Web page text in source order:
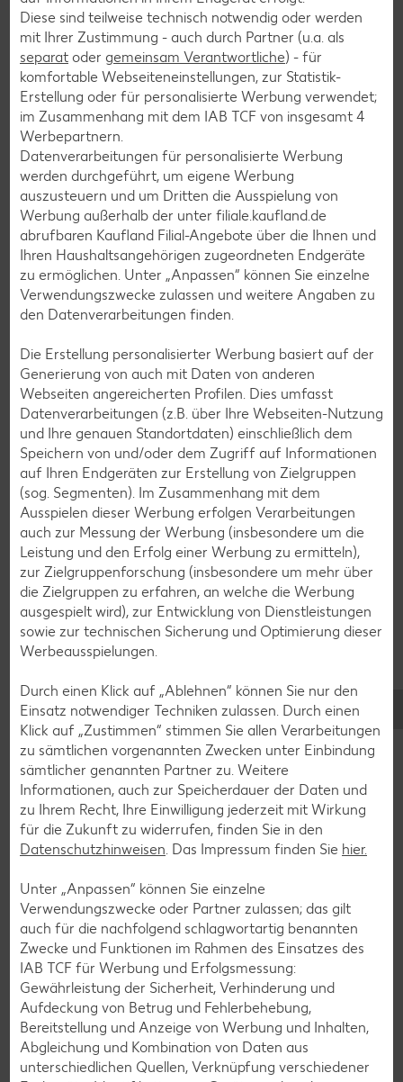
Salat-Rezepte
Spargel-Rezepte
Fleisch-Rezepte
Fisch-Rezepte
Geflügel-Rezepte
Lamm-Rezepte
Grill-Rezepte
Muffin-Rezepte
Apfelkuchen-Rezepte
Schokokuchen-Rezepte
Eis-Rezepte
Pfannkuchen-Rezepte
Plätzchen-Rezepte
Smoothie-Rezepte
Bowle-Rezepte
Cocktail-Rezepte
Avocado-Rezepte
Erdbeer-Rezepte
Blaubeer-Rezepte
Zurück zu allen Rezepten
Diese sind teilweise technisch notwendig oder werden
mit Ihrer Zustimmung - auch durch Partner (u.a. als
separat oder gemeinsam Verantwortliche) - für
komfortable Webseiteneinstellungen, zur Statistik-
Erstellung oder für personalisierte Werbung verwendet;
im Zusammenhang mit dem IAB TCF von insgesamt 4
Werbepartnern.
Datenverarbeitungen für personalisierte Werbung
werden durchgeführt, um eigene Werbung
auszusteuern und um Dritten die Ausspielung von
Werbung außerhalb der unter filiale.kaufland.de
abrufbaren Kaufland Filial-Angebote über die Ihnen und
Ihren Haushaltsangehörigen zugeordneten Endgeräte
zu ermöglichen. Unter „Anpassen“ können Sie einzelne
Verwendungszwecke zulassen und weitere Angaben zu
den Datenverarbeitungen finden.
Die Erstellung personalisierter Werbung basiert auf der
Generierung von auch mit Daten von anderen
Webseiten angereicherten Profilen. Dies umfasst
Datenverarbeitungen (z.B. über Ihre Webseiten-Nutzung
und Ihre genauen Standortdaten) einschließlich dem
Speichern von und/oder dem Zugriff auf Informationen
auf Ihren Endgeräten zur Erstellung von Zielgruppen
(sog. Segmenten). Im Zusammenhang mit dem
Ausspielen dieser Werbung erfolgen Verarbeitungen
auch zur Messung der Werbung (insbesondere um die
Leistung und den Erfolg einer Werbung zu ermitteln),
zur Zielgruppenforschung (insbesondere um mehr über
die Zielgruppen zu erfahren, an welche die Werbung
ausgespielt wird), zur Entwicklung von Dienstleistungen
sowie zur technischen Sicherung und Optimierung dieser
Werbeausspielungen.
Durch einen Klick auf „Ablehnen“ können Sie nur den
Einsatz notwendiger Techniken zulassen. Durch einen
Klick auf „Zustimmen“ stimmen Sie allen Verarbeitungen
zu sämtlichen vorgenannten Zwecken unter Einbindung
sämtlicher genannten Partner zu. Weitere
Informationen, auch zur Speicherdauer der Daten und
zu Ihrem Recht, Ihre Einwilligung jederzeit mit Wirkung
für die Zukunft zu widerrufen, finden Sie in den
Datenschutzhinweisen. Das Impressum finden Sie hier.
Unter „Anpassen“ können Sie einzelne
Verwendungszwecke oder Partner zulassen; das gilt
auch für die nachfolgend schlagwortartig benannten
Zwecke und Funktionen im Rahmen des Einsatzes des
IAB TCF für Werbung und Erfolgsmessung:
Gewährleistung der Sicherheit, Verhinderung und
Aufdeckung von Betrug und Fehlerbehebung,
Bereitstellung und Anzeige von Werbung und Inhalten,
Abgleichung und Kombination von Daten aus
unterschiedlichen Quellen, Verknüpfung verschiedener